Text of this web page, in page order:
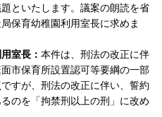
といたします。議案の朗読を省
保育幼稚園利用室長に求めま
室長： 本件は、刑法の改正に伴
市保育所設置認可等要綱の一部
すが、刑法の改正に伴い、誓約
のを「拘禁刑以上の刑」に改め